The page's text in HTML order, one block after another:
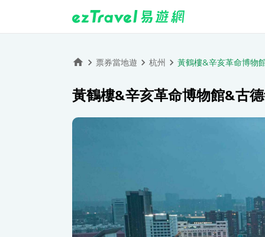
票券當地遊 杭州 黃鶴樓&辛亥革命博物
黃鶴樓&辛亥革命博物館&古